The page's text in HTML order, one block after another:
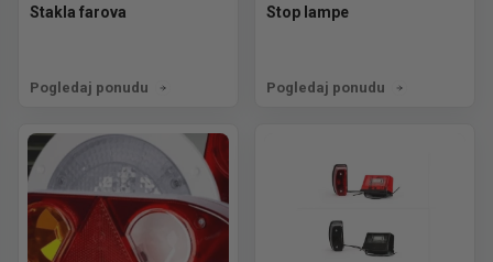
Stakla farova
Pogledaj ponudu
Stop lampe
Pogledaj ponudu